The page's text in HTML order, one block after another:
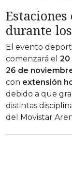
durante
El evento
comenzará el 20
26 de
con extensión
debido a que
distintas
del Movistar